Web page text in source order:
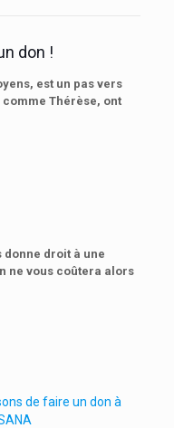
don !
est un pas vers
Thérèse, ont
donne droit à une
ne vous coûtera alors
de faire un don à